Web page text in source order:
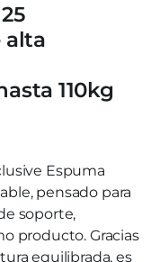
alta
110kg
Espuma
pensado para
soporte,
producto. Gracias
equilibrada, es